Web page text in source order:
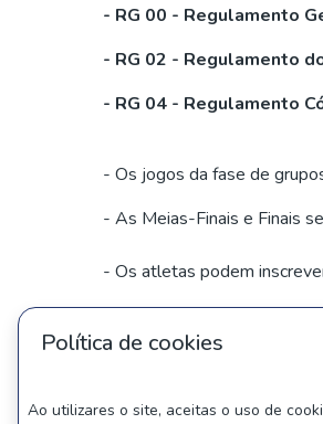
- RG 00 - Regulamento
- RG 02 - Regulamento
- RG 04 - Regulamento
- Os jogos da fase de
- As Meias-Finais e Finais
- Os atletas podem
- Todos os casos omissos
NOTA1: Pagamentos
IBAN
Política de cookies
Ao utilizares o site, aceitas o uso de